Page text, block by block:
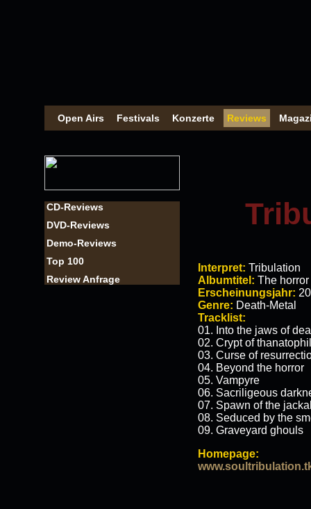
Open Airs Festivals Konzerte Reviews
CD-Reviews
DVD-Reviews
Demo-Reviews
Top 100
Review Anfrage
Interpret: Tribulation
Albumtitel: The horror
Erscheinungsjahr:
Genre: Death-Metal
Tracklist:
01. Into the jaws of
02. Crypt of
03. Curse of
04. Beyond the horror
05. Vampyre
06. Sacriligeous
07. Spawn of the
08. Seduced by the
09. Graveyard ghouls
Homepage: